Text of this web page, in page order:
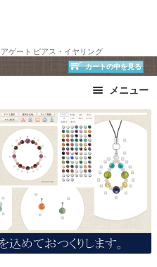
ゲート ピアス・イヤリング
カートの中を見る
メニュー
ストラップ
ピアス・イヤリング
運勢で選ぶ
色で選ぶ
星座石で選ぶ
パワーストーン一覧